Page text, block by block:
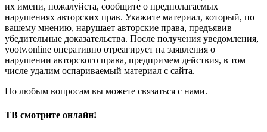
их имени, пожалуйста, сообщите о предполагаемых
нарушениях авторских прав. Укажите материал, который, по
вашему мнению, нарушает авторские права, предъявив
убедительные доказательства. После получения уведомления,
yootv.online оперативно отреагирует на заявления о
нарушении авторского права, предпримем действия, в том
числе удалим оспариваемый материал с сайта.
По любым вопросам вы можете связаться с нами.
ТВ смотрите онлайн!